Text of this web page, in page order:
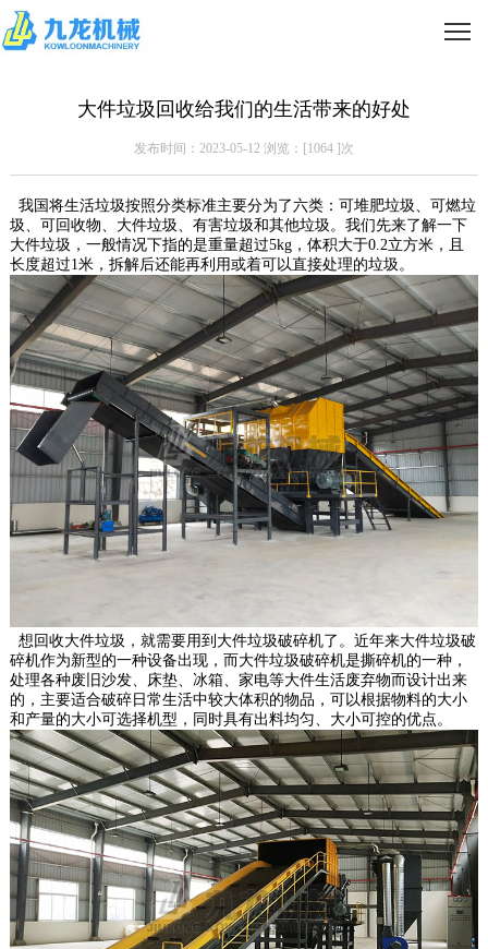
大件垃圾回收给我们的生活带来的好处
发布时间：2023-05-12 浏览：[1064 ]次
我国将生活垃圾按照分类标准主要分为了六类：可堆肥垃圾、可燃垃
圾、可回收物、大件垃圾、有害垃圾和其他垃圾。我们先来了解一下
大件垃圾，一般情况下指的是重量超过5kg，体积大于0.2立方米，且
长度超过1米，拆解后还能再利用或着可以直接处理的垃圾。
想回收大件垃圾，就需要用到大件垃圾破碎机了。近年来大件垃圾破
碎机作为新型的一种设备出现，而大件垃圾破碎机是撕碎机的一种，
处理各种废旧沙发、床垫、冰箱、家电等大件生活废弃物而设计出来
的，主要适合破碎日常生活中较大体积的物品，可以根据物料的大小
和产量的大小可选择机型，同时具有出料均匀、大小可控的优点。